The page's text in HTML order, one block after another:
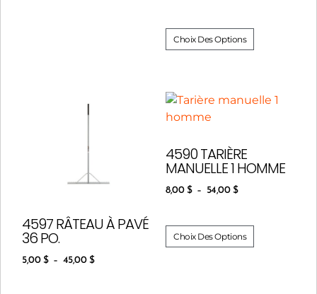
Choix Des Options
4597 RÂTEAU À PAVÉ
36 PO.
5,00 $ – 45,00 $
4590 TARIÈRE
MANUELLE 1 HOMME
8,00 $ – 54,00 $
Choix Des Options